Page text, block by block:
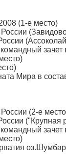
(1-е место)
зачет
Мира в
(2-е
("Крупная
зачет